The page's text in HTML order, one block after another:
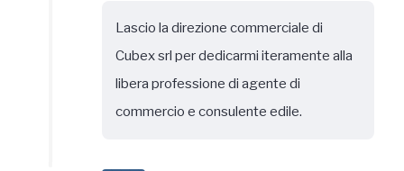
Lascio la direzione commerciale di
Cubex srl per dedicarmi iteramente alla
libera professione di agente di
commercio e consulente edile.